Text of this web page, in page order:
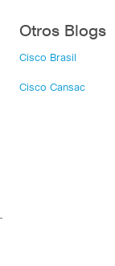
Otros Blogs
Cisco Brasil
Cisco Cansac